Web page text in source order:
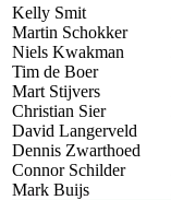
Kelly Smit
Martin Schokker
Niels Kwakman
Tim de Boer
Mart Stijvers
Christian Sier
David Langerveld
Dennis Zwarthoed
Connor Schilder
Mark Buijs